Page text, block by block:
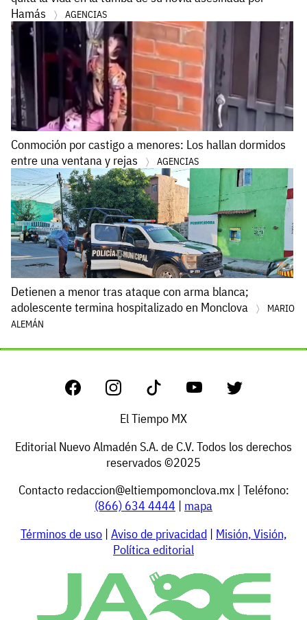
Hamás
AGENCIAS
Conmoción por castigo a menores: Los hallan dormidos
entre una ventana y rejas
AGENCIAS
Detienen a menor tras ataque con arma blanca;
adolescente termina hospitalizado en Monclova
MARIO
ALEMÁN
El Tiempo MX
Editorial Nuevo Almadén S.A. de C.V. Todos los derechos
reservados ©2025
Contacto redaccion@eltiempomonclova.mx| Teléfono:
(866) 634 4444 | mapa
Términos de uso | Aviso de privacidad | Misión, Visión,
Política editorial